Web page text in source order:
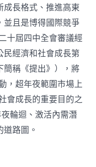
懂
“十
五
五”
｜
專
包
養
網
站
“全
國
同
一
成長格式、推進高東
並且是博得國際競爭
十屆四中全會審議經
民經濟和社會成長第
簡稱《提出》），將
，超年夜範圍市場上
會成長的重要目的之
輪迴、激活內需潛
路圖。